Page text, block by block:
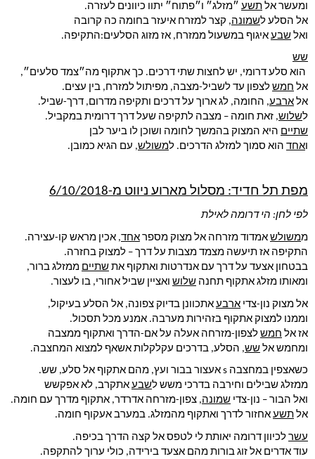
ומעשר אל תשע ״מזלג״ ו״פתוח״ יתוו כיוונים לעזרה.
אל הסלע לשמונה, קצר למזרח איעזר בחומה כה קרובה
ואל שבע איגוף במשעול ממזרח, אז מזוג הסלעים:התקיפה.
שש
הוא סלע דרומי, יש לחצות שתי דרכים. כך אתקוף מה״צמד סלעים״,
אל חמש לצפון עד לשביל-מצבה, מפיתול למזרח, בין עצים.
אל ארבע, החומה, לג ארוך על דרכים ותקיפה מדרום, דרך-שביל.
לשלוש, זאת חומה – מצבה לתקיפה שעל דרך דרומית במקביל.
שתיים היא המצוק בהמשך לחומה ושוכן לו ביער לבן
ואחד הוא סמוך למזלג הדרכים. למשולש, עם הגיא כמובן.
מפת תל חדיד: מסלול מארוע ניווט מ-6/10/2018
לפי לחן: הי דרומה לאילת
ממשולש אמדוד מזרחה אל מצוק מספר אחד, אכין מראש קו-עצירה.
התקיפה אז תיעשה מצמד מצבות על דרך – למצוק בחזרה.
בבטחון אצעד על דרך עם אנדרטות ואתקוף את שתיים ממזלג ברור,
ומאותו מזלג אתקוף תחנה שלוש ואציין שביל אחורי, בו לעצור.
אל מצוק נון-צדי ארבע אתכוונן בדיוק צפונה, אל הסלע בעיקול,
וממנו למצוק אתקוף בזהירות מערבה. אמנע מכל תסכול.
אז אל חמש לצפון-מזרחה אעלה על אם-הדרך ואתקוף ממצבה
ומחמש אל שש, הסלע, בדרכים עקלקלות אשאף למצוא המחצבה.
כשאצפין במחצבה s אעצור בבור ועץ, מהם אתקוף אל סלע, שש.
ממזלג שבילים וחירבה בדרכי משש לשבע אתקרב, לא אפקשש
ואל הבור – נון-צדי שמונה, צפון-מזרחה אדרדר, אתקוף מדרך עם חומה.
אל תשע אחזור לדרך ואתקוף מהמזלג. במערב אעקוף חומה.
עשר לכיוון דרומה יאותת לי לטפס אל קצה הדרך בכיפה.
עוד אדרים אל זוג בורות מהם אצעד בירידה, כולי ערוך להתקפה.